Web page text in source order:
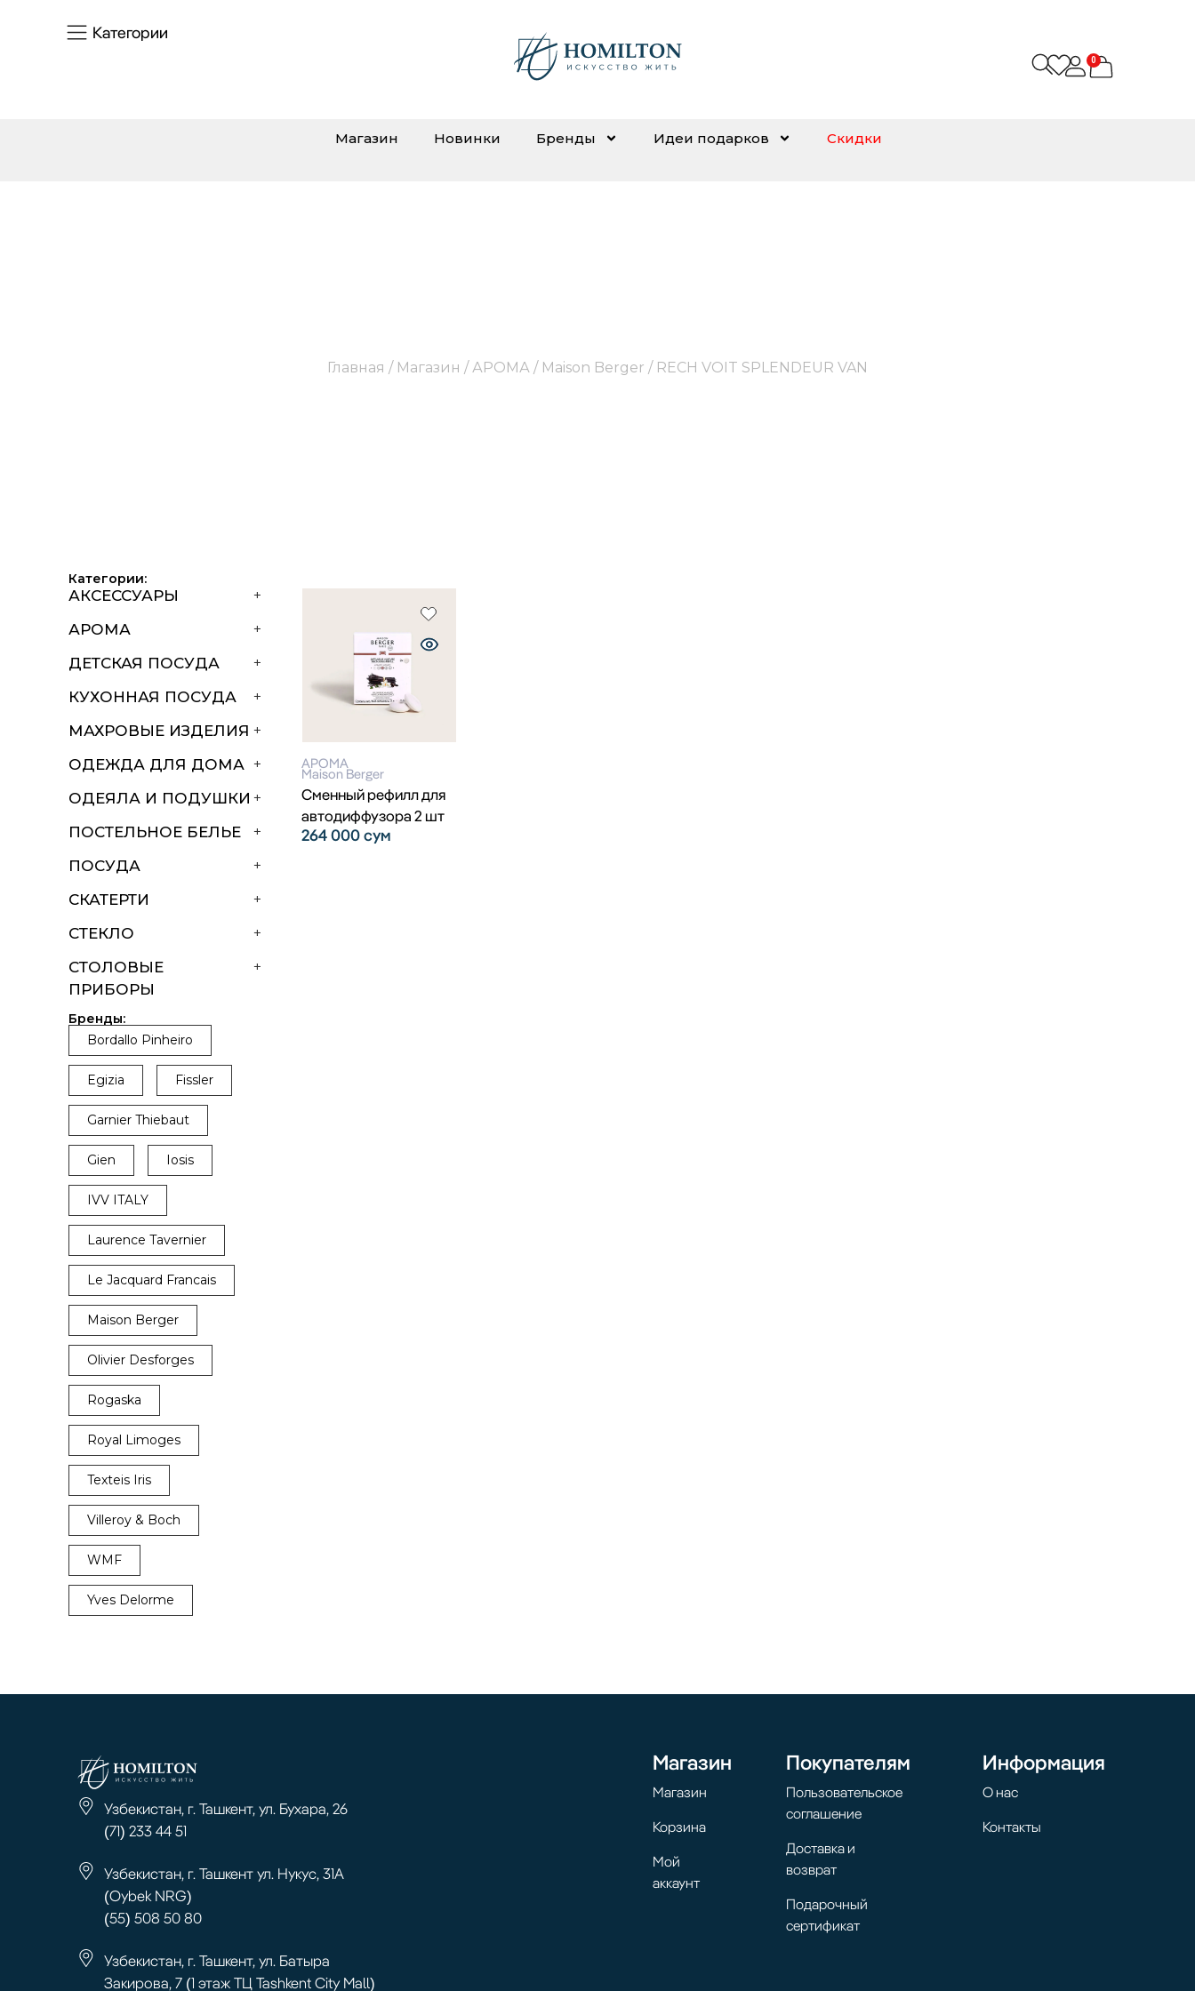
Категории
0
Магазин Новинки Бренды Идеи подарков Скидки
Главная / Магазин /АРОМА / Maison Berger / RECH VOIT SPLENDEUR VAN
Категории:
+
АКСЕССУАРЫ
+
АРОМА
+
ДЕТСКАЯ ПОСУДА
+
КУХОННАЯ ПОСУДА
+
МАХРОВЫЕ ИЗДЕЛИЯ
+
ОДЕЖДА ДЛЯ ДОМА
+
ОДЕЯЛА И ПОДУШКИ
+
ПОСТЕЛЬНОЕ БЕЛЬЕ
+
ПОСУДА
+
СКАТЕРТИ
+
СТЕКЛО
+
СТОЛОВЫЕ
ПРИБОРЫ
Бренды:
Bordallo Pinheiro
Egizia Fissler
Garnier Thiebaut
Gien Iosis
IVV ITALY
Laurence Tavernier
Le Jacquard Francais
Maison Berger
Olivier Desforges
Rogaska
Royal Limoges
Texteis Iris
Villeroy & Boch
WMF
Yves Delorme
АРОМА
Maison Berger
Сменный рефилл для
автодиффузора 2 шт
264 000сум
Узбекистан, г. Ташкент, ул. Бухара, 26
(71) 233 44 51
Узбекистан, г. Ташкент ул. Нукус, 31А
(Oybek NRG)
(55) 508 50 80
Узбекистан, г. Ташкент, ул. Батыра
Закирова, 7 (1 этаж ТЦ Tashkent City Mall)
Магазин
Магазин
Корзина
Мой
аккаунт
Покупателям
Пользовательское
соглашение
Доставка и
возврат
Подарочный
сертификат
Информация
О нас
Контакты